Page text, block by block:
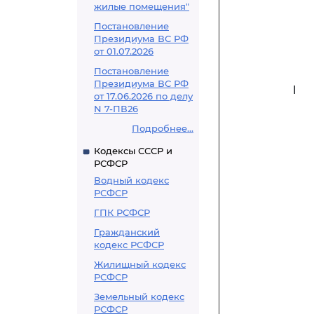
жилые помещения"
Постановление
Президиума ВС РФ
от 01.07.2026
Постановление
Президиума ВС РФ
от 17.06.2026 по делу
N 7-ПВ26
Подробнее...
Кодексы СССР и
РСФСР
Водный кодекс
РСФСР
ГПК РСФСР
Гражданский
кодекс РСФСР
Жилищный кодекс
РСФСР
Земельный кодекс
РСФСР